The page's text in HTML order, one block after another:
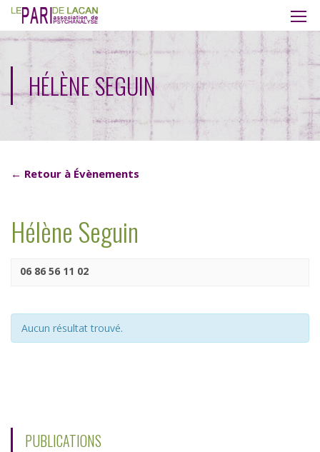
HÉLÈNE SEGUIN
← Retour à Évènements
Hélène Seguin
06 86 56 11 02
Aucun résultat trouvé.
PUBLICATIONS